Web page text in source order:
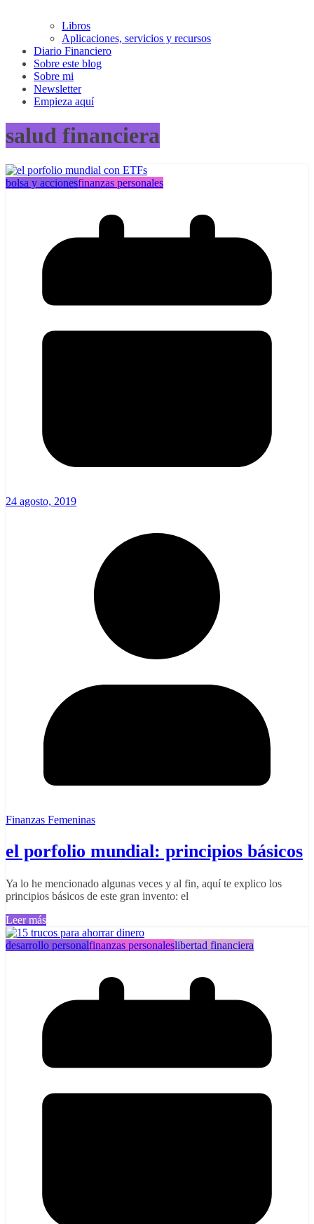
Libros
Aplicaciones, servicios y recursos
Diario Financiero
Sobre este blog
Sobre mi
Newsletter
Empieza aquí
salud financiera
bolsa y accionesfinanzas personales
24 agosto, 2019
Finanzas Femeninas
el porfolio mundial: principios básicos
Ya lo he mencionado algunas veces y al fin, aquí te explico los
principios básicos de este gran invento: el
Leer más
desarrollo personalfinanzas personaleslibertad financiera